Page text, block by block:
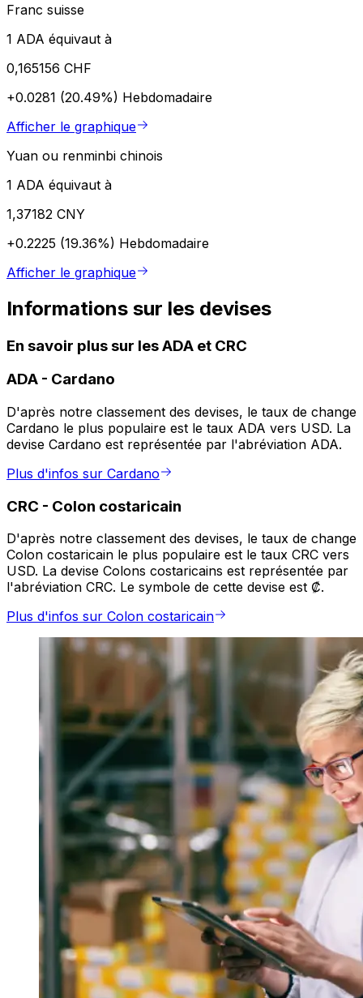
Franc suisse
1 ADA équivaut à
0,165156 CHF
+0.0281 (20.49%) Hebdomadaire
Afficher le graphique
Yuan ou renminbi chinois
1 ADA équivaut à
1,37182 CNY
+0.2225 (19.36%) Hebdomadaire
Afficher le graphique
Informations sur les devises
En savoir plus sur les ADA et CRC
ADA - Cardano
D'après notre classement des devises, le taux de change
Cardano le plus populaire est le taux ADA vers USD. La
devise Cardano est représentée par l'abréviation ADA.
Plus d'infos sur Cardano
CRC - Colon costaricain
D'après notre classement des devises, le taux de change
Colon costaricain le plus populaire est le taux CRC vers
USD. La devise Colons costaricains est représentée par
l'abréviation CRC. Le symbole de cette devise est ₡.
Plus d'infos sur Colon costaricain